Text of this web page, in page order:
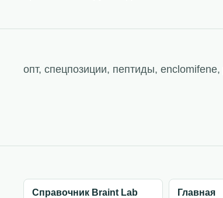
опт, спецпозиции, пептиды, enclomifene,
Справочник Braint Lab Главная